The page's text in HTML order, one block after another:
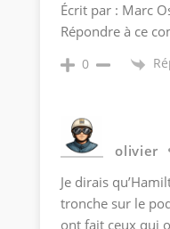
Écrit par : Marc
Répondre à ce
0
olivier
Je dirais
tronche sur le
ont fait ceux qui